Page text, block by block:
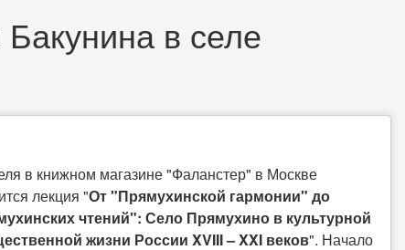
в селе
в книжном магазине "Фаланстер" в Москве
лекция "От "Прямухинской гармонии" до
чтений": Село Прямухино в культурной
жизни России XVIII – XXI веков". Начало